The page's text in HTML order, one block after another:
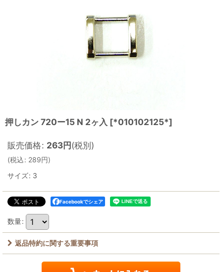
押しカン 720ー15 N 2ヶ入 [*010102125*]
販売価格: 263円(税別)
(税込: 289円)
サイズ: 3
Facebookでシェア
数量:
返品特約に関する重要事項